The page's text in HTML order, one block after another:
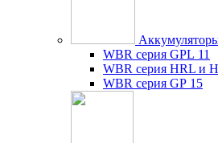
WBR серия GPL 11
WBR серия HRL и
WBR серия GP 15